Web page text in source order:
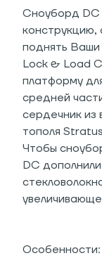
Сноуборд DC
поднять Ваши
Lock & Load
платформу
средней
сердечник из
тополя
Чтобы
DC
Особенности: